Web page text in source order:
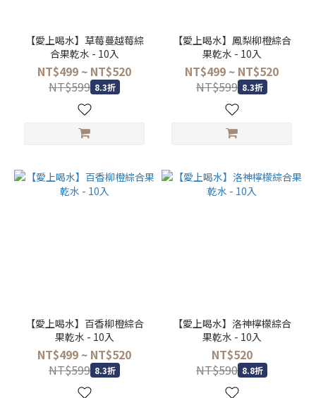
【愛上喝水】草莓蔓越莓綜
合果乾水 - 10入
NT$499 ~ NT$520
NT$599 8.3折
【愛上喝水】鳳梨柳橙綜合
果乾水 - 10入
NT$499 ~ NT$520
NT$599 8.3折
【愛上喝水】百香柳橙綜合
果乾水 - 10入
NT$499 ~ NT$520
NT$599 8.3折
【愛上喝水】洛神檸檬綜合
果乾水 - 10入
NT$520
NT$590 8.8折